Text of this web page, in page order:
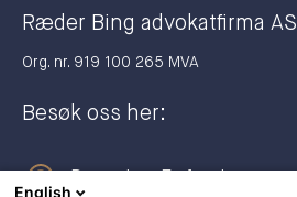
Ræder Bing advokatfirma AS
Org. nr. 919 100 265 MVA
Besøk oss her:
English